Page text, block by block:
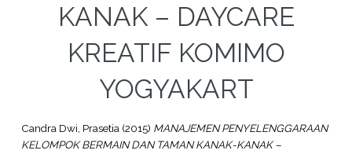
KANAK – DAYCARE
KREATIF KOMIMO
YOGYAKART
Candra Dwi, Prasetia(2015) MANAJEMEN PENYELENGGARAAN
KELOMPOK BERMAIN DAN TAMAN KANAK-KANAK –